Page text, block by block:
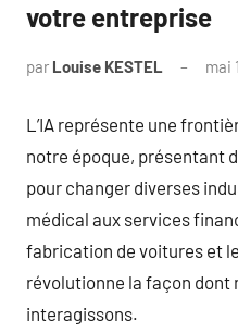
votre entreprise
par Louise KESTEL mai
L’IA représente une
notre époque, présentant
pour changer diverses
médical aux services
fabrication de voitures et
révolutionne la façon dont
interagissons.